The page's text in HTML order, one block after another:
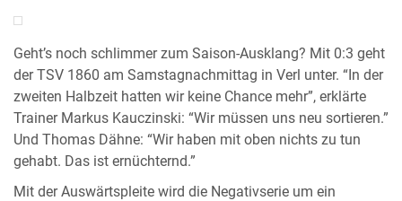
Geht’s noch schlimmer zum Saison-Ausklang? Mit 0:3 geht
der TSV 1860 am Samstagnachmittag in Verl unter. “In der
zweiten Halbzeit hatten wir keine Chance mehr”, erklärte
Trainer Markus Kauczinski: “Wir müssen uns neu sortieren.”
Und Thomas Dähne: “Wir haben mit oben nichts zu tun
gehabt. Das ist ernüchternd.”
Mit der Auswärtspleite wird die Negativserie um ein